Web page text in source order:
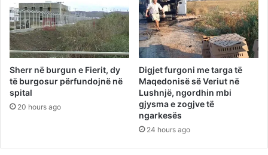
Sherr në burgun e Fierit, dy
të burgosur përfundojnë në
spital
20 hours ago
Digjet furgoni me targa të
Maqedonisë së Veriut në
Lushnjë, ngordhin mbi
gjysma e zogjve të
ngarkesës
24 hours ago